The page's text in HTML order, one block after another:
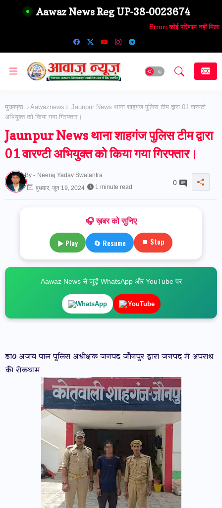
Aawaz News Reg UP-38-0023674
Error: कोई परिणाम नहीं मिला
मुख्यपृष्ठ Aawaznews
Jaunpur News थाना शाहगंज पुलिस टीम द्वारा 01 वारण्टी
अभियुक्त को किया गया गिरफ्तार।
Jaunpur News थाना शाहगंज पुलिस टीम द्वारा
01 वारण्टी अभियुक्त को किया गया गिरफ्तार।
By - Neeraj Yadav Swatantra
बुधवार, जून 19, 2024
1 minute read
0
🎧 ख़बर को सुनिए
▶ Play 🔄 Resume ⏹ Stop
Aawaz News से जुड़ें WhatsApp और YouTube पर
WhatsApp YouTube
डा0 अजय पाल पुलिस अधीक्षक जनपद जौनपुर द्वारा जनपद मे अपराध
की रोकथाम